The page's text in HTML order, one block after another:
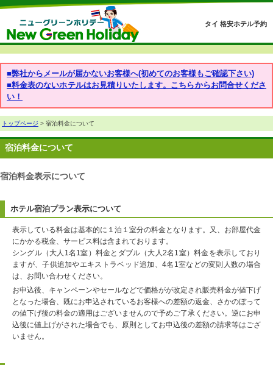
タイ 格安ホテル予約
■弊社からメールが届かないお客様へ(初めてのお客様もご確認下さい)
■料金表のないホテルはお見積りいたします。こちらからお問合せくださ
い！
トップページ > 宿泊料金について
宿泊料金について
宿泊料金表示について
ホテル宿泊プラン表示について
表示している料金は基本的に１泊１室分の料金となります。又、お部屋代金
にかかる税金、サービス料は含まれております。
シングル（大人1名1室）料金とダブル（大人2名1室）料金を表示しており
ますが、子供追加やエキストラベッド追加、4名1室などの変則人数の場合
は、お問い合わせください。
お申込後、キャンペーンやセールなどで価格がが改定され販売料金が値下げ
となった場合、既にお申込されているお客様への差額の返金、さかのぼって
の値下げ後の料金の適用はございませんので予めご了承ください。逆にお申
込後に値上げがされた場合でも、原則としてお申込後の差額の請求等はござ
いません。